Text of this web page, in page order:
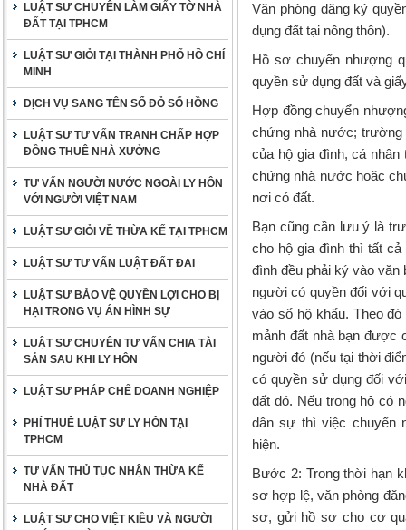
LUẬT SƯ CHUYÊN LÀM GIẤY TỜ NHÀ
ĐẤT TẠI TPHCM
LUẬT SƯ GIỎI TẠI THÀNH PHỐ HỒ CHÍ
MINH
DỊCH VỤ SANG TÊN SỔ ĐỎ SỔ HỒNG
LUẬT SƯ TƯ VẤN TRANH CHẤP HỢP
ĐỒNG THUÊ NHÀ XƯỞNG
TƯ VẤN NGƯỜI NƯỚC NGOÀI LY HÔN
VỚI NGƯỜI VIỆT NAM
LUẬT SƯ GIỎI VỀ THỪA KẾ TẠI TPHCM
LUẬT SƯ TƯ VẤN LUẬT ĐẤT ĐAI
LUẬT SƯ BẢO VỆ QUYỀN LỢI CHO BỊ
HẠI TRONG VỤ ÁN HÌNH SỰ
LUẬT SƯ CHUYÊN TƯ VẤN CHIA TÀI
SẢN SAU KHI LY HÔN
LUẬT SƯ PHÁP CHẾ DOANH NGHIỆP
PHÍ THUÊ LUẬT SƯ LY HÔN TẠI
TPHCM
TƯ VẤN THỦ TỤC NHẬN THỪA KẾ
NHÀ ĐẤT
LUẬT SƯ CHO VIỆT KIỀU VÀ NGƯỜI
Văn phòng đăng ký
dụng đất tại nông thôn).
Hồ sơ chuyển nhượng
quyền sử dụng đất và
Hợp đồng chuyển
chứng nhà nước; trường
của hộ gia đình, cá
chứng nhà nước hoặc
nơi có đất.
Bạn cũng cần lưu ý là
cho hộ gia đình thì tất
đình đều phải ký vào
người có quyền đối với
vào sổ hộ khẩu. Theo
mảnh đất nhà bạn được
người đó (nếu tại thời
có quyền sử dụng đối
đất đó. Nếu trong hộ có
dân sự thì việc chuyển
hiện.
Bước 2: Trong thời hạn
sơ hợp lệ, văn phòng
sơ, gửi hồ sơ cho cơ